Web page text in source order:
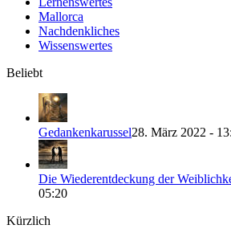
Mallorca
Nachdenkliches
Wissenswertes
Beliebt
Gedankenkarussel28. März 2022 -
Die Wiederentdeckung der
05:20
Kürzlich